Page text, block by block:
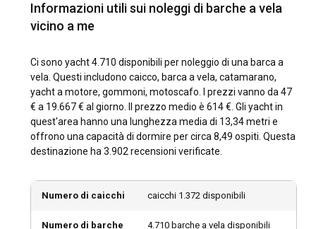
un mondo tutto da scoprire.
per il noleggio di barche a vela?
Dalle spiagge incontaminate dei Caraibi all'affascinante
allure delle coste mediterranee, una gamma di località
esotiche è pronta ad accoglierti. Parti per un noleggio di
barca a vela nel meraviglioso Mar Egeo e goditi la
beatitudine delle isole greche o noleggia una barca a vela
nelle acque turchesi delle Isole Baleari. La scintillante Costa
dalmata della Croazia possono rappresentare itinerari
pittoreschi per il tuo noleggio di yacht a vela. Per percorsi più
Informazioni utili sui noleggi di barche a vela
vicino a me
Ci sono yacht 4.710 disponibili per noleggio di una barca a
vela. Questi includono caicco, barca a vela, catamarano,
yacht a motore, gommoni, motoscafo. I prezzi vanno da 47
€ a 19.667 € al giorno. Il prezzo medio è 614 €. Gli yacht in
quest'area hanno una lunghezza media di 13,34 metri e
offrono una capacità di dormire per circa 8,49 ospiti. Questa
destinazione ha 3.902 recensioni verificate.
Numero di caicchi caicchi 1.372 disponibili
Numero di barche
4.710 barche a vela disponibili